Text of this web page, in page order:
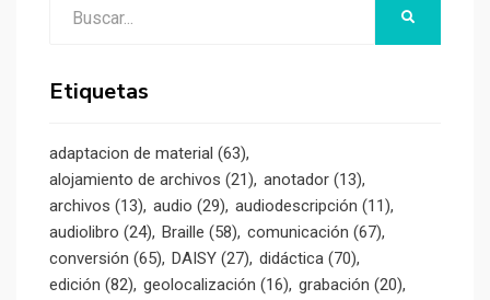
Etiquetas
adaptacion de material (63)
alojamiento de archivos (21) anotador (13)
archivos (13) audio (29) audiodescripción (11)
audiolibro (24) Braille (58) comunicación (67)
conversión (65) DAISY (27) didáctica (70)
edición (82) geolocalización (16) grabación (20)